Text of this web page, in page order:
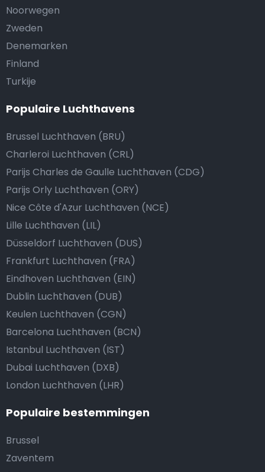
Noorwegen
Zweden
Denemarken
Finland
Turkije
Populaire Luchthavens
Brussel Luchthaven (BRU)
Charleroi Luchthaven (CRL)
Parijs Charles de Gaulle Luchthaven (CDG)
Parijs Orly Luchthaven (ORY)
Nice Côte d'Azur Luchthaven (NCE)
Lille Luchthaven (LIL)
Düsseldorf Luchthaven (DUS)
Frankfurt Luchthaven (FRA)
Eindhoven Luchthaven (EIN)
Dublin Luchthaven (DUB)
Keulen Luchthaven (CGN)
Barcelona Luchthaven (BCN)
Istanbul Luchthaven (IST)
Dubai Luchthaven (DXB)
London Luchthaven (LHR)
Populaire bestemmingen
Brussel
Zaventem